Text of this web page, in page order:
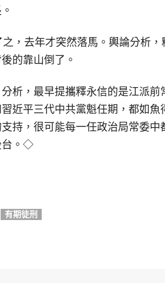
，去年才突然落馬。輿論分析，
的靠山倒了。
析，最早提攜釋永信的是江派前
近平三代中共黨魁任期，都如魚
持，很可能每一任政治局常委中
台。◇
有期徒刑